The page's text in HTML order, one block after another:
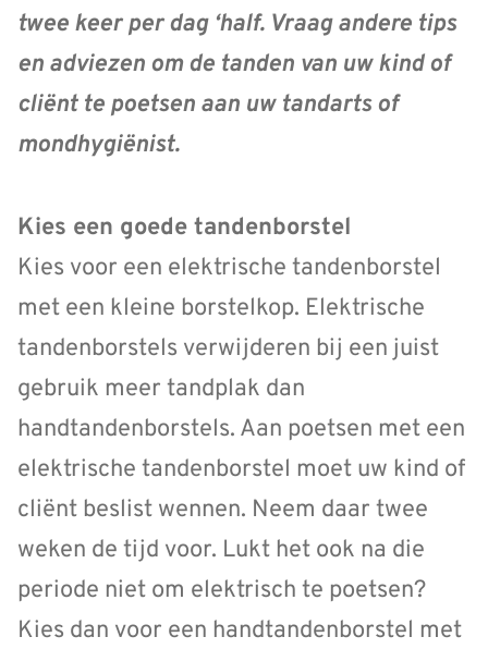
twee keer per dag ‘half. Vraag andere tips
en adviezen om de tanden van uw kind of
cliënt te poetsen aan uw tandarts of
mondhygiënist.
Kies een goede tandenborstel
Kies voor een elektrische tandenborstel
met een kleine borstelkop. Elektrische
tandenborstels verwijderen bij een juist
gebruik meer tandplak dan
handtandenborstels. Aan poetsen met een
elektrische tandenborstel moet uw kind of
cliënt beslist wennen. Neem daar twee
weken de tijd voor. Lukt het ook na die
periode niet om elektrisch te poetsen?
Kies dan voor een handtandenborstel met